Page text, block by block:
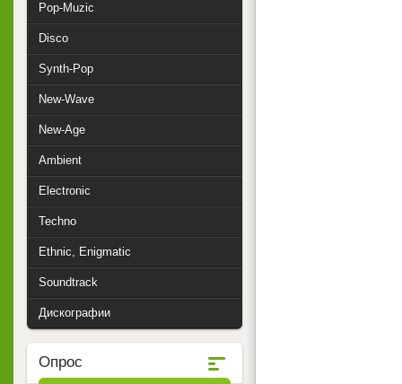
Pop-Muzic
Disco
Synth-Pop
New-Wave
New-Age
Ambient
Electronic
Techno
Ethnic, Enigmatic
Soundtrack
Дискографии
Опрос